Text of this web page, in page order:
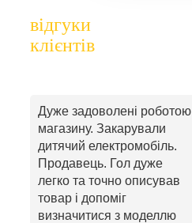
відгуки
клієнтів
Дуже задоволені роботою
магазину. Закарували
дитячий електромобіль.
Продавець. Гол дуже
легко та точно описував
товар і допоміг
визначитися з моделлю